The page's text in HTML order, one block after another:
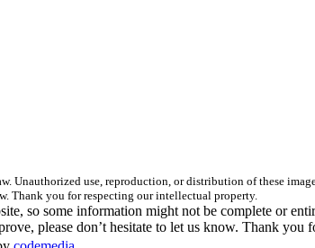
Unauthorized use, reproduction, or distribution of these
Thank you for respecting our intellectual property.
so some information might not be complete or
please don’t hesitate to let us know. Thank you